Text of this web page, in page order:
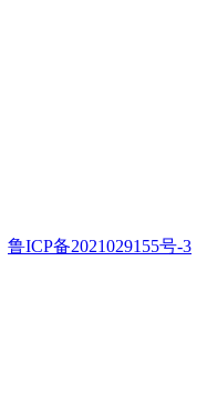
鲁ICP备2021029155号-3